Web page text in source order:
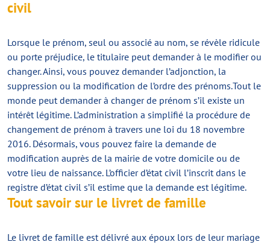
civil
Lorsque le prénom, seul ou associé au nom, se révèle ridicule
ou porte préjudice, le titulaire peut demander à le modifier ou
changer. Ainsi, vous pouvez demander l’adjonction, la
suppression ou la modification de l’ordre des prénoms.Tout le
monde peut demander à changer de prénom s’il existe un
intérêt légitime. L’administration a simplifié la procédure de
changement de prénom à travers une loi du 18 novembre
2016. Désormais, vous pouvez faire la demande de
modification auprès de la mairie de votre domicile ou de
votre lieu de naissance. L’officier d’état civil l’inscrit dans le
registre d’état civil s’il estime que la demande est légitime.
Tout savoir sur le livret de famille
Le livret de famille est délivré aux époux lors de leur mariage